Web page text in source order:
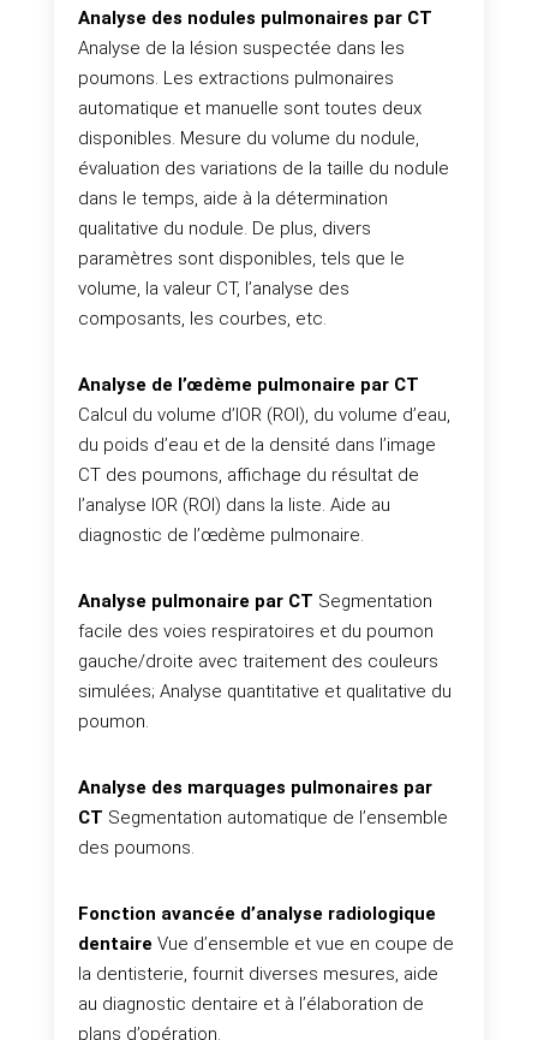
Analyse des nodules pulmonaires par CT
Analyse de la lésion suspectée dans les
poumons. Les extractions pulmonaires
automatique et manuelle sont toutes deux
disponibles. Mesure du volume du nodule,
évaluation des variations de la taille du nodule
dans le temps, aide à la détermination
qualitative du nodule. De plus, divers
paramètres sont disponibles, tels que le
volume, la valeur CT, l’analyse des
composants, les courbes, etc.
Analyse de l’œdème pulmonaire par CT
Calcul du volume d’IOR (ROI), du volume d’eau,
du poids d’eau et de la densité dans l’image
CT des poumons, affichage du résultat de
l’analyse IOR (ROI) dans la liste. Aide au
diagnostic de l’œdème pulmonaire.
Analyse pulmonaire par CT Segmentation
facile des voies respiratoires et du poumon
gauche/droite avec traitement des couleurs
simulées; Analyse quantitative et qualitative du
poumon.
Analyse des marquages pulmonaires par
CT Segmentation automatique de l’ensemble
des poumons.
Fonction avancée d’analyse radiologique
dentaire Vue d’ensemble et vue en coupe de
la dentisterie, fournit diverses mesures, aide
au diagnostic dentaire et à l’élaboration de
plans d’opération.